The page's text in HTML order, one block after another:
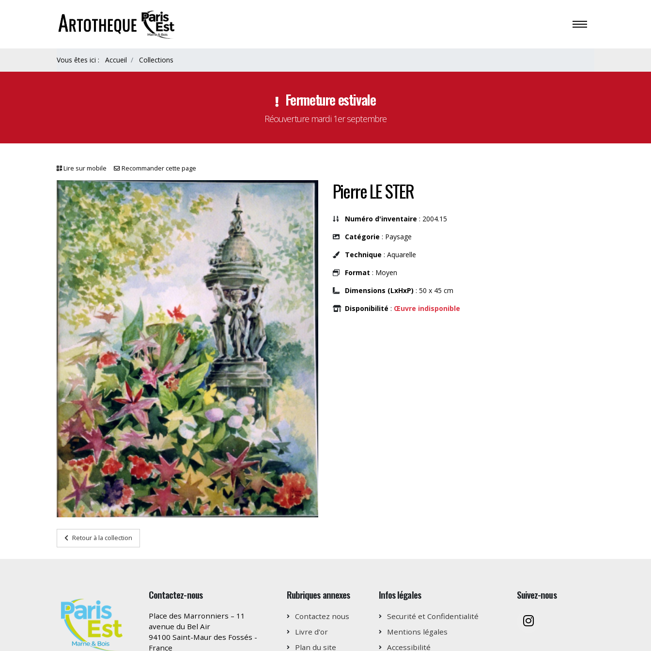
Vous êtes ici : Accueil Collections
Fermeture estivale
Réouverture mardi 1er septembre
Lire sur mobile Recommander cette page
Pierre LE STER
Numéro d'inventaire : 2004.15
Catégorie : Paysage
Technique : Aquarelle
Format : Moyen
Dimensions (LxHxP) : 50 x 45 cm
Disponibilité : Œuvre indisponible
Retour à la collection
Contactez-nous
Place des Marronniers – 11
avenue du Bel Air
94100 Saint-Maur des Fossés -
France
Rubriques annexes
Contactez nous
Livre d'or
Plan du site
Infos légales
Securité et Confidentialité
Mentions légales
Accessibilité
Suivez-nous